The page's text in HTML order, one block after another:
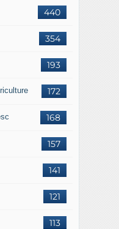
440
354
193
172
168
157
141
121
113